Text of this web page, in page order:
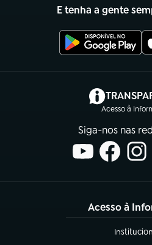
E tenha a gente
Acesso à
Siga-nos nas
Acesso à
(abre em